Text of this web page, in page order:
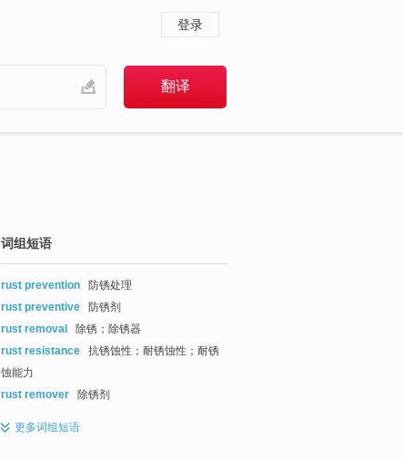
登录
词组短语
rust prevention
防锈处理
rust preventive
防锈剂
rust removal
除锈；除锈器
rust resistance
抗锈蚀性；耐锈蚀性；耐锈
蚀能力
rust remover
除锈剂
更多词组短语